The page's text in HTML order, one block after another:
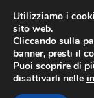
contenuto
Utilizziamo i
sito web.
Cliccando sulla
banner, presti il
Puoi scoprire di
disattivarli nelle